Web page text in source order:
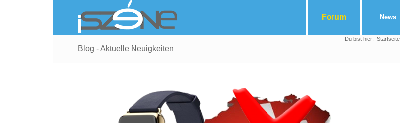
Forum News
Blog - Aktuelle Neuigkeiten
Du bist hier: Startseite